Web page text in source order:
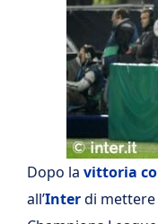
Dopo la vittoria
all’Interdi mettere